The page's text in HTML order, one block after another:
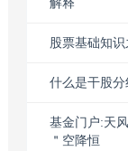
解释
股票基础知
什么是干股
基金门户:天
＂空降恒